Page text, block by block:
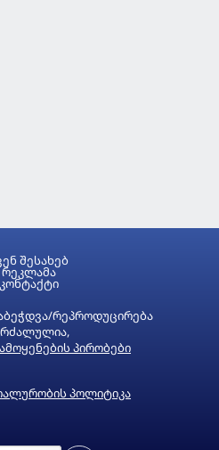
რეპროდუცირება
პირობები
პოლიტიკა
შესახებ
რეკლამა
კონტაქტი